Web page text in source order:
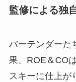
監修による独
バーテンダーた
果、ROE＆CO
スキーに仕上が